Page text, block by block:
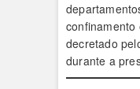
confinamento
decretado
durante a